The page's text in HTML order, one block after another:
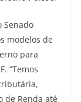
Senado
modelos de
para
“Temos
de Renda até